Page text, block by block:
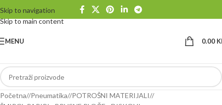
Skip to navigation
Skip to main content
MENU 0.00
Početna/ Pneumatika/ POTROŠNI MATERIJALI/